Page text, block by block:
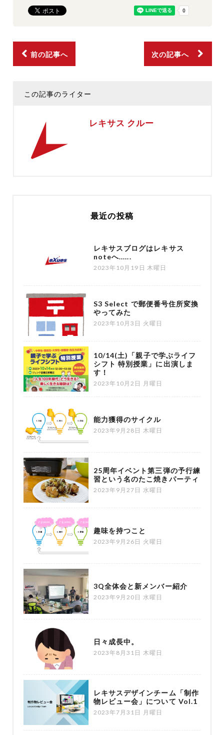
前の記事へ 次の記事へ
この記事のライター
レキサス クルー
最近の投稿
レキサスブログはレキサス
noteへ......
2023年10月19日 木曜日
S3 Select で郵便番号住所変換
やってみた
2023年10月3日 火曜日
10/14(土)「親子で学ぶライフ
シフト 特別授業」に出演しま
す！
2023年10月2日 月曜日
能力獲得のサイクル
2023年9月28日 木曜日
25周年イベント第三弾の予行練
習という名のたこ焼きパーティ
2023年9月27日 水曜日
趣味を持つこと
2023年9月26日 火曜日
3Q全体会と新メンバー紹介
2023年9月20日 水曜日
日々成長中。
2023年8月31日 木曜日
レキサスデザインチーム「制作
物レビュー会」について Vol.1
2023年7月31日 月曜日